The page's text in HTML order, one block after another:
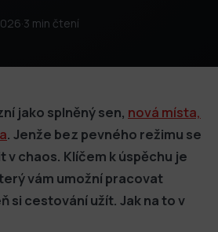
·3 min čtení
jako splněný sen, nová místa,
. Jenže bez pevného režimu se
v chaos. Klíčem k úspěchu je
vám umožní pracovat
si cestování užít. Jak na to v